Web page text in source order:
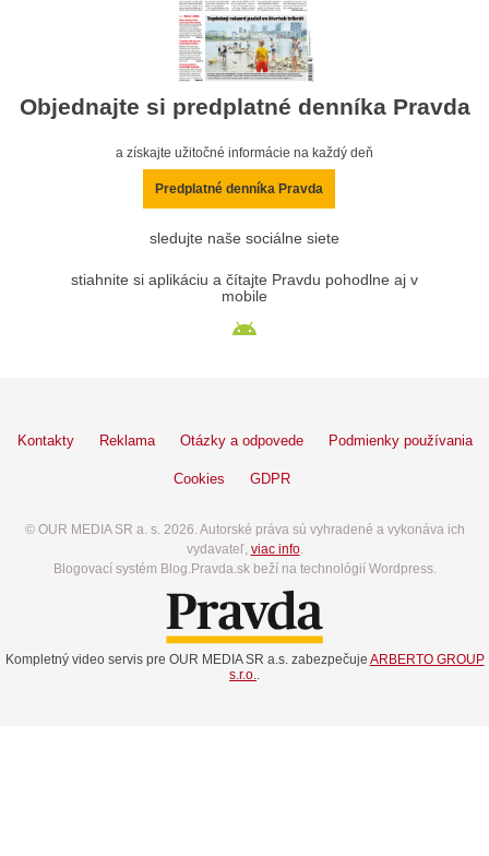
Objednajte si predplatné denníka Pravda
a získajte užitočné informácie na každý deň
Predplatné denníka Pravda
sledujte naše sociálne siete
stiahnite si aplikáciu a čítajte Pravdu pohodlne aj v
mobile
Kontakty Reklama Otázky a odpovede Podmienky používania
Cookies GDPR
© OUR MEDIA SR a. s. 2026. Autorské práva sú vyhradené a vykonáva ich
vydavateľ, viac info.
Blogovací systém Blog.Pravda.sk beží na technológií Wordpress.
Kompletný video servis pre OUR MEDIA SR a.s. zabezpečuje ARBERTO GROUP
s.r.o..